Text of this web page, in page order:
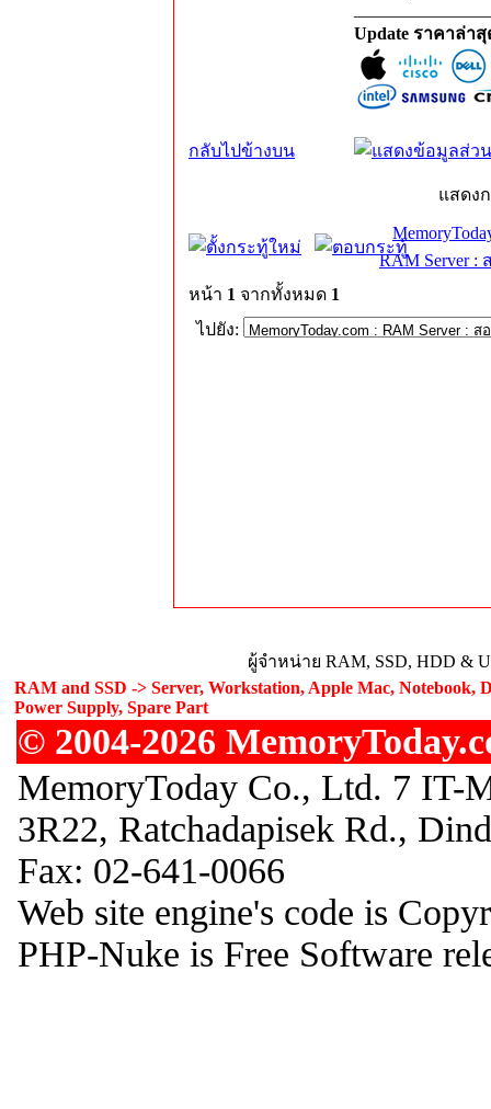
Update ราคาล่า
กลับไปข้างบน
แสดง
RAM Server :
หน้า 1 จากทั้งหมด 1
ไปยัง:
ผู้จำหน่าย RAM, SSD, HDD &
RAM and SSD -> Server, Workstation, Apple Mac, Notebook,
Power Supply, Spare Part
© 2004-2026
MemoryToday Co., Ltd. 7 IT-
3R22, Ratchadapisek Rd.,
Fax: 02-641-0066
Web site engine's code is
PHP-Nuke is Free Software